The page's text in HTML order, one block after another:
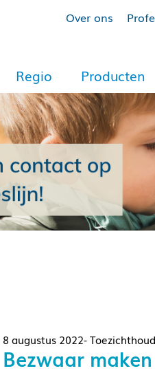
Over ons
Regio Producten
8 augustus 2022-
Bezwaar